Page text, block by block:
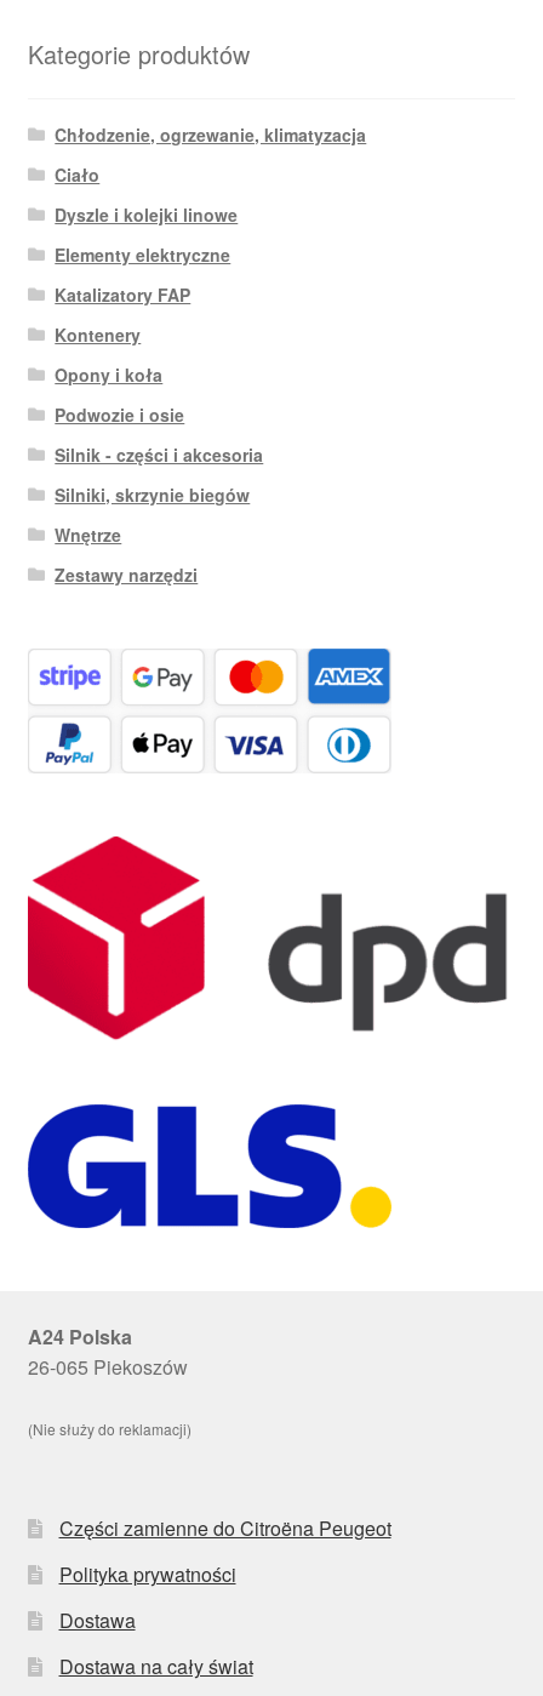
Kategorie produktów
Chłodzenie, ogrzewanie, klimatyzacja
Ciało
Dyszle i kolejki linowe
Elementy elektryczne
Katalizatory FAP
Kontenery
Opony i koła
Podwozie i osie
Silnik - części i akcesoria
Silniki, skrzynie biegów
Wnętrze
Zestawy narzędzi
A24 Polska
26-065 Piekoszów
(Nie służy do reklamacji)
Części zamienne do Citroëna Peugeot
Polityka prywatności
Dostawa
Dostawa na cały świat